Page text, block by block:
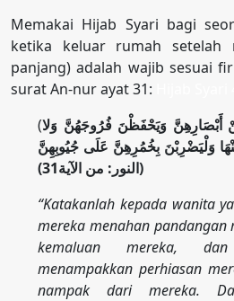
Memakai Hijab Syari bagi
ketika keluar rumah setelah
panjang) adalah wajib sesuai
surat An-nur ayat 31:
(وَيَحْفَظْنَ فُرُوجَهُنَّ وَلا
وَلْيَضْرِبْنَ بِخُمُرِهِنَّ عَلَى جُيُوبِهِنَّ )
(النور: من الآية31)
“Katakanlah kepada wanita
mereka menahan pandangan
kemaluan mereka,
menampakkan perhiasan
nampak dari mereka.